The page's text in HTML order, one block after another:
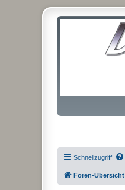
Schnellzugriff
Foren-Übersicht